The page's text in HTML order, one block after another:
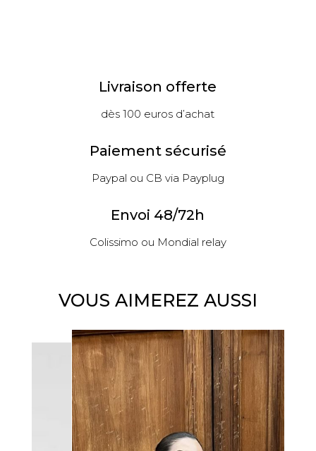
Livraison offerte
dès 100 euros d’achat
Paiement sécurisé
Paypal ou CB via Payplug
Envoi 48/72h
Colissimo ou Mondial relay
VOUS AIMEREZ AUSSI